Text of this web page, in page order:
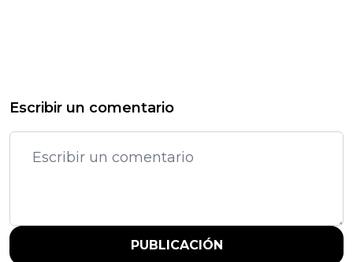
Escribir un comentario
PUBLICACIÓN